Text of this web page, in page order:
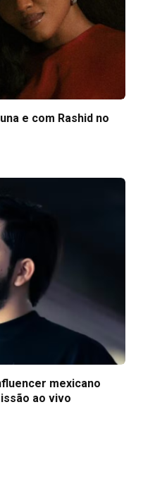
e com Rashid no
mexicano
ao vivo